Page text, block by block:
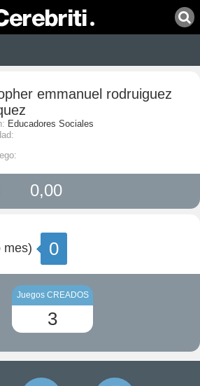
emmanuel rodruiguez
Educadores Sociales
0,00
mes) 0
Juegos CREADOS
3